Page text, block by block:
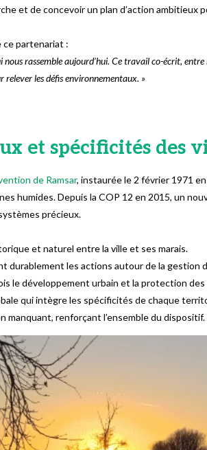
et de concevoir un plan d’action ambitieux
ce partenariat :
rassemble aujourd’hui. Ce travail co-écrit,
les défis environnementaux. »
et spécificités des
de Ramsar, instaurée le 2 février 1971
humides. Depuis la COP 12 en 2015, un
précieux.
et naturel entre la ville et ses marais.
durablement les actions autour de la gestion
le développement urbain et la protection des
qui intègre les spécificités de chaque
manquant, renforçant l’ensemble du dispositif.